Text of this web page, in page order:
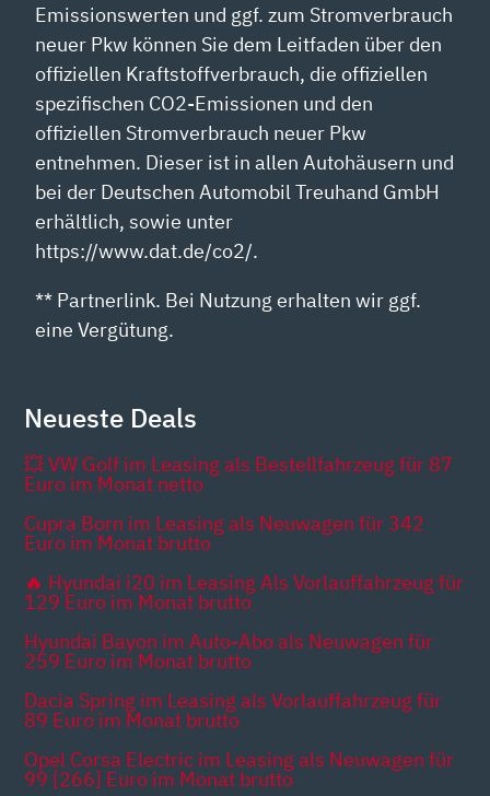
Emissionswerten und ggf. zum Stromverbrauch
neuer Pkw können Sie dem Leitfaden über den
offiziellen Kraftstoffverbrauch, die offiziellen
spezifischen CO2-Emissionen und den
offiziellen Stromverbrauch neuer Pkw
entnehmen. Dieser ist in allen Autohäusern und
bei der Deutschen Automobil Treuhand GmbH
erhältlich, sowie unter
https://www.dat.de/co2/.
** Partnerlink. Bei Nutzung erhalten wir ggf.
eine Vergütung.
Neueste Deals
💥 VW Golf im Leasing als Bestellfahrzeug für 87
Euro im Monat netto
Cupra Born im Leasing als Neuwagen für 342
Euro im Monat brutto
🔥 Hyundai i20 im Leasing Als Vorlauffahrzeug für
129 Euro im Monat brutto
Hyundai Bayon im Auto-Abo als Neuwagen für
259 Euro im Monat brutto
Dacia Spring im Leasing als Vorlauffahrzeug für
89 Euro im Monat brutto
Opel Corsa Electric im Leasing als Neuwagen für
99 [266] Euro im Monat brutto